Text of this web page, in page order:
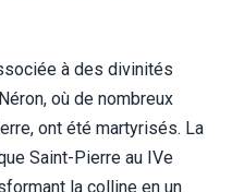
à des divinités
où de nombreux
ont été martyrisés. La
Saint-Pierre au IVe
la colline en un